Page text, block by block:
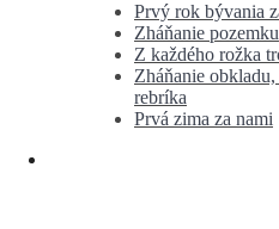
Prvý rok bývania
Zháňanie pozemku
Z každého rožka
Zháňanie
rebríka
Prvá zima za nami